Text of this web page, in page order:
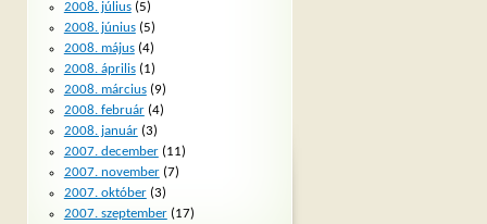
2008. július(5)
2008. június(5)
2008. május(4)
2008. április(1)
2008. március(9)
2008. február(4)
2008. január(3)
2007. december(11)
2007. november(7)
2007. október(3)
2007. szeptember(17)